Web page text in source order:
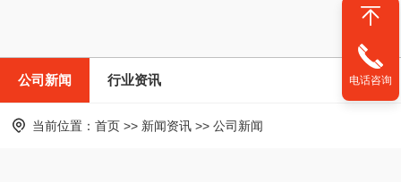
公司新闻 行业资讯
当前位置： 首页 >> 新闻资讯 >> 公司新闻
电话咨询